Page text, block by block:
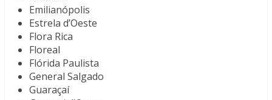
Emilianópolis
Estrela d’Oeste
Flora Rica
Floreal
Flórida Paulista
General Salgado
Guaraçaí